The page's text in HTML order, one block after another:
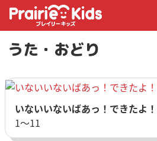
うた・おどり
いないいないばあっ！できたよ！
1〜11